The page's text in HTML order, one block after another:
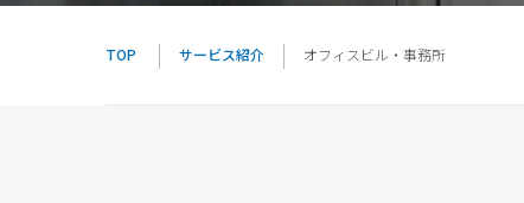
TOP サービス紹介 オフィスビル・事務所